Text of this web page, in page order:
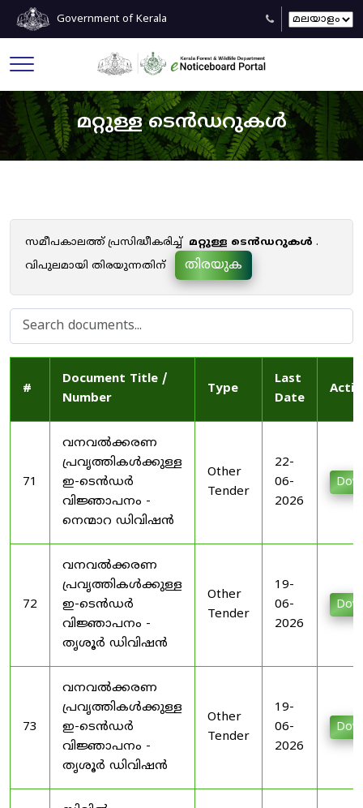
Government of Kerala
മറ്റുള്ള ടെൻഡറുകൾ
സമീപകാലത്ത് പ്രസിദ്ധീകരിച്ച് മറ്റുള്ള ടെൻഡറുകൾ .
വിപുലമായി തിരയുന്നതിന്
തിരയുക
#
Document Title /
Number
Type
Last
Date
71
വനവൽക്കരണ
പ്രവൃത്തികൾക്കുള്ള
ഇ-ടെൻഡർ
വിജ്ഞാപനം -
നെന്മാറ ഡിവിഷൻ
Other
Tender
22-
06-
2026
72
വനവൽക്കരണ
പ്രവൃത്തികൾക്കുള്ള
ഇ-ടെൻഡർ
വിജ്ഞാപനം -
തൃശൂർ ഡിവിഷൻ
Other
Tender
19-
06-
2026
73
വനവൽക്കരണ
പ്രവൃത്തികൾക്കുള്ള
ഇ-ടെൻഡർ
വിജ്ഞാപനം -
തൃശൂർ ഡിവിഷൻ
Other
Tender
19-
06-
2026